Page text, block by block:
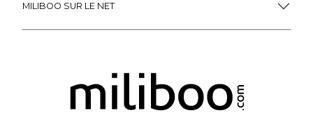
MILIBOO SUR LE NET